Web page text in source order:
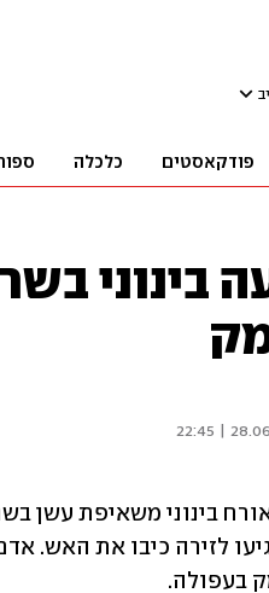
פודקאסטים כלכלה
בינוני
28.06.24
בעפולה.